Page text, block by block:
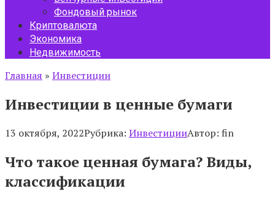
Фондовый рынок
Криптовалюта
Экономика
Недвижимость
Главная » Инвестиции
Инвестиции в ценные бумаги
13 октября, 2022Рубрика: ИнвестицииАвтор: fin
Что такое ценная бумага? Виды,
классификации